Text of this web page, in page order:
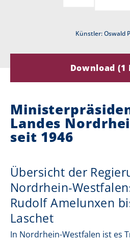
r
Künstler: Oswald
Download (1
Landes
seit 1946
Übersicht der
Nordrhein-
Rudolf Amelunxen
Laschet
In Nordrhein-Westfalen ist es